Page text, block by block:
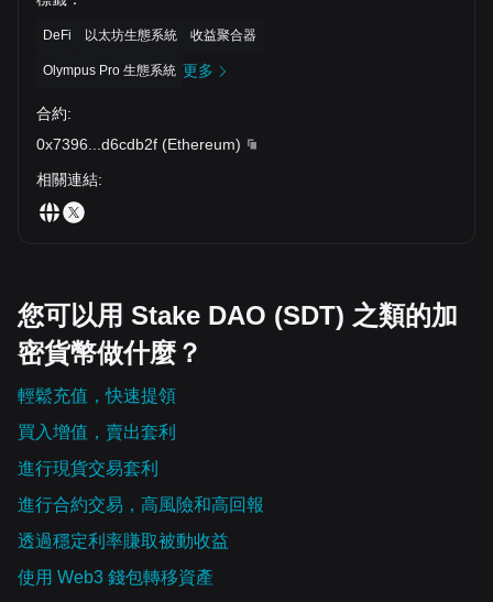
DeFi 以太坊生態系統 收益聚合器
Olympus Pro 生態系統 更多
合約:
0x7396
d6cdb2f (Ethereum)
相關連結:
您可以用 Stake DAO (SDT) 之類的加
密貨幣做什麼？
輕鬆充值，快速提領
買入增值，賣出套利
進行現貨交易套利
進行合約交易，高風險和高回報
透過穩定利率賺取被動收益
使用 Web3 錢包轉移資產